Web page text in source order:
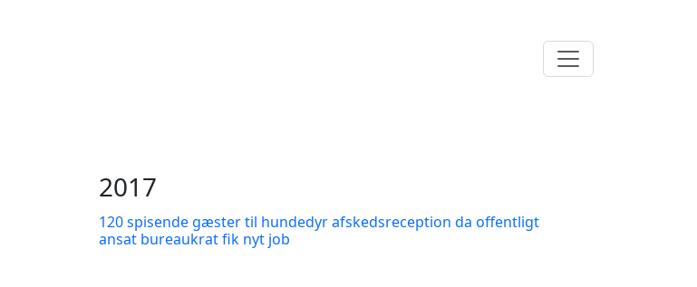
2017
120 spisende gæster til hundedyr afskedsreception da offentligt
ansat bureaukrat fik nyt job